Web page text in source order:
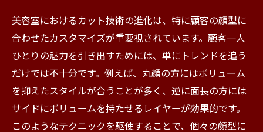
美容室におけるカット技術の進化は、特に顧客の顔型に
合わせたカスタマイズが重要視されています。顧客一人
ひとりの魅力を引き出すためには、単にトレンドを追う
だけでは不十分です。例えば、丸顔の方にはボリューム
を抑えたスタイルが合うことが多く、逆に面長の方には
サイドにボリュームを持たせるレイヤーが効果的です。
このようなテクニックを駆使することで、個々の顔型に